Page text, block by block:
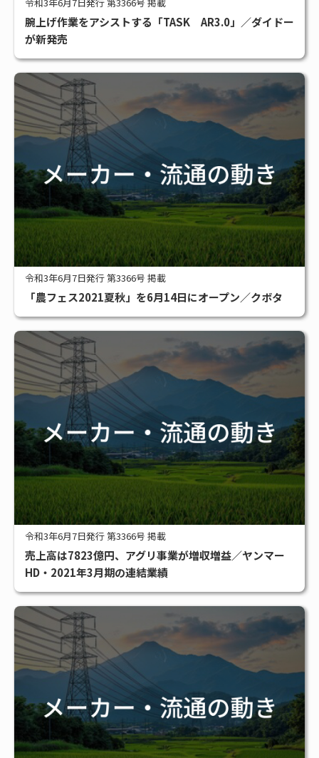
腕上げ作業をアシストする「TASK AR3.0」／ダイドー
が新発売
令和3年6月7日発行 第3366号 掲載
「農フェス2021夏秋」を6月14日にオープン／クボタ
令和3年6月7日発行 第3366号 掲載
売上高は7823億円、アグリ事業が増収増益／ヤンマー
HD・2021年3月期の連結業績